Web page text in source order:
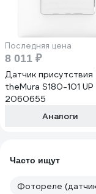
Последняя цена
8 011 ₽
Датчик
theMura S180-101 UP
2060655
Аналоги
Часто ищут
Фотореле